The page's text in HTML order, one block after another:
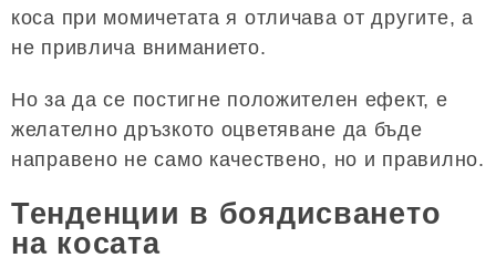
коса при момичетата я отличава от другите, а
не привлича вниманието.
Но за да се постигне положителен ефект, е
желателно дръзкото оцветяване да бъде
направено не само качествено, но и правилно.
Тенденции в боядисването
на косата